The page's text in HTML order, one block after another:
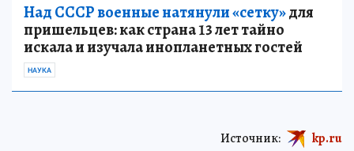
Над СССР военные натянули «сетку»для
пришельцев: как страна 13 лет тайно
искала и изучала инопланетных гостей
НАУКА
Источник: kp.ru